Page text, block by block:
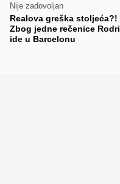
Nije zadovoljan
Realova greška stoljeća?!
Zbog jedne rečenice Rodri
ide u Barcelonu